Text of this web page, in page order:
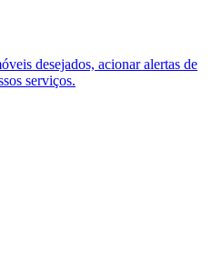
desejados, acionar alertas de
serviços.